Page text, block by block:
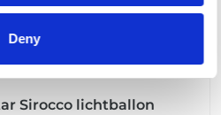
Deny
Sirocco lichtballon